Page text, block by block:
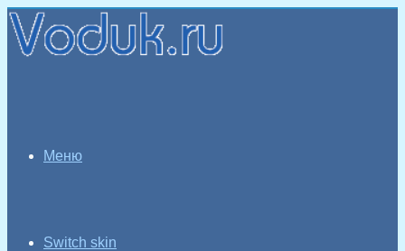
Меню
Switch skin